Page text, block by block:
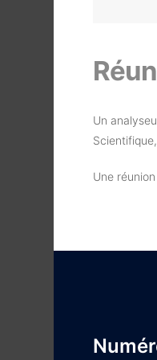
Un
Une